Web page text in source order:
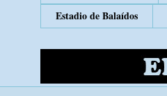
Estadio de Balaídos